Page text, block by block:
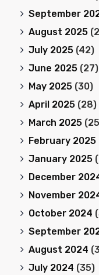
September
August 2025
July 2025 (42)
June 2025 (27)
May 2025 (30)
April 2025 (28)
March 2025
February 2025
January 2025
December
November
October 2024
September
August 2024
July 2024 (35)